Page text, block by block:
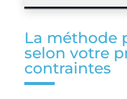
La méthode
selon votre
contraintes